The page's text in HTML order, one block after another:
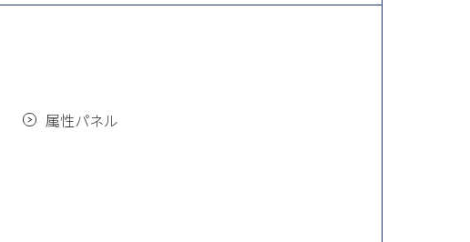
属性パネル